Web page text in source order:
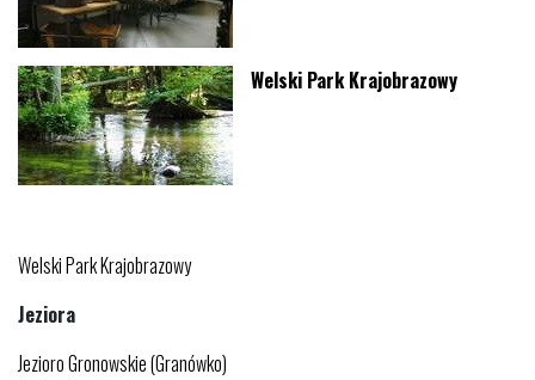
Welski Park Krajobrazowy
Welski Park Krajobrazowy
Jeziora
Jezioro Gronowskie (Granówko)